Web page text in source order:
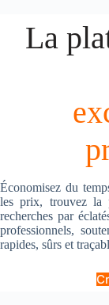
La
Économisez du
les prix, trouvez la
recherches par
professionnels,
rapides, sûrs et